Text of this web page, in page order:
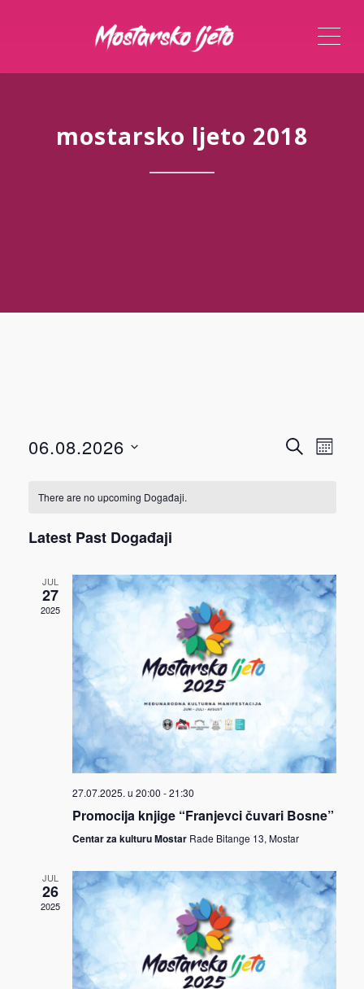
mostarsko ljeto 2018
TRAŽIMJESEC
06.08.2026
date.
There are no upcoming Događaji.
Latest Past Događaji
JUL
27
2025
27.07.2025. u 20:00 -21:30
Promocija knjige “Franjevci čuvari Bosne”
Centar za kulturu Mostar Rade Bitange 13, Mostar
JUL
26
2025